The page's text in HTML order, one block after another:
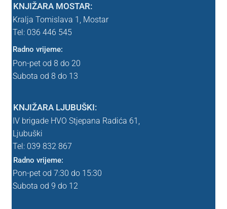
WEBINAR – nema webinara
Zahvala probna
KNJIŽARA MOSTAR:
Kralja Tomislava 1, Mostar
Tel: 036 446 545
Radno vrijeme:
Pon-pet od 8 do 20
Subota od 8 do 13
KNJIŽARA LJUBUŠKI:
IV brigade HVO Stjepana Radića 61,
Ljubuški
Tel: 039 832 867
Radno vrijeme:
Pon-pet od 7:30 do 15:30
Subota od 9 do 12